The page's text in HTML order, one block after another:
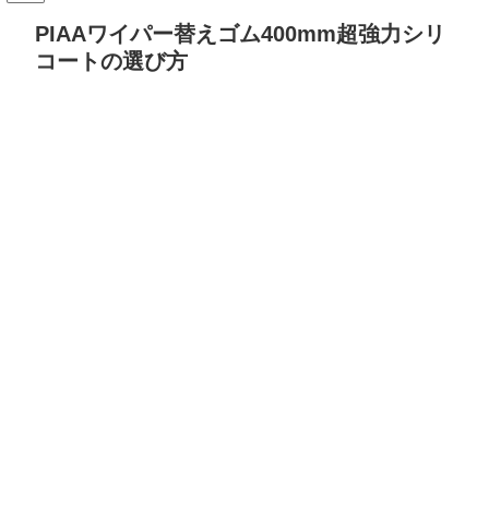
PIAAワイパー替えゴム400mm超強力シリ
コートの選び方